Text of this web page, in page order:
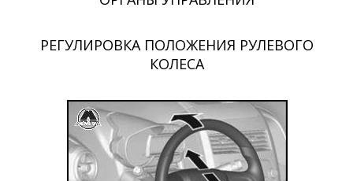
РЕГУЛИРОВКА ПОЛОЖЕНИЯ РУЛЕВОГО
КОЛЕСА